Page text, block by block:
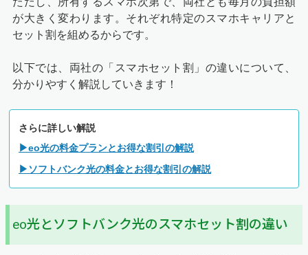
が大きく変わります。それぞれ特定のスマホキャリアと
セット割を組めるからです。
以下では、両社の「スマホセット割」の違いについて、
分かりやすく解説していきます！
さらに詳しい解説
▶eo光の料金プランとお得な割引の解説
▶ソフトバンク光の料金とお得な割引の解説
eo光とソフトバンク光のスマホセット割の違い